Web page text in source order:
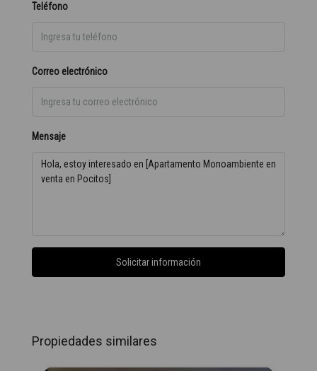
Teléfono
Correo electrónico
Mensaje
Solicitar información
Propiedades similares